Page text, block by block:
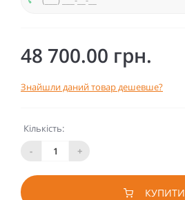
48 700.00 грн.
Знайшли даний товар дешевше?
Кількість:
-
+
КУПИТИ